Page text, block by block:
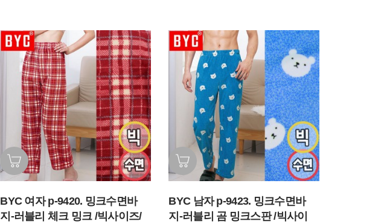
BYC 여자 p-9420. 밍크수면바
지-러블리 체크 밍크 /빅사이즈/
BYC 남자 p-9423. 밍크수면바
지-러블리 곰 밍크스판 /빅사이